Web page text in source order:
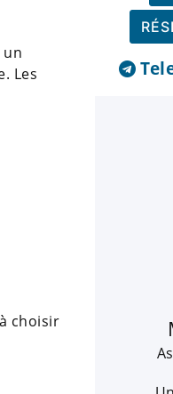
Les
choisir